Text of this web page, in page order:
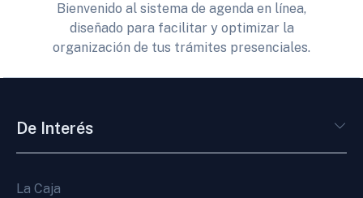
Bienvenido al sistema de agenda en línea,
diseñado para facilitar y optimizar la
organización de tus trámites presenciales.
De Interés
La Caja